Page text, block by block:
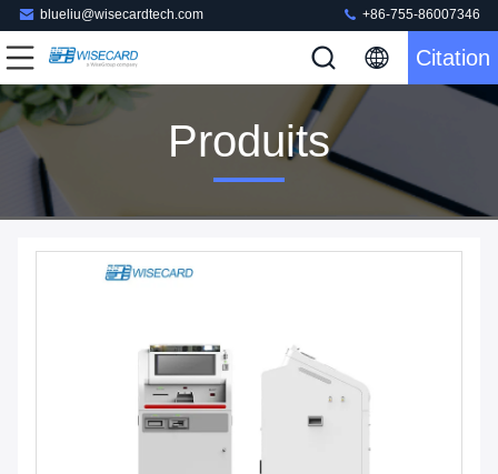
blueliu@wisecardtech.com +86-755-86007346
Citation
Produits